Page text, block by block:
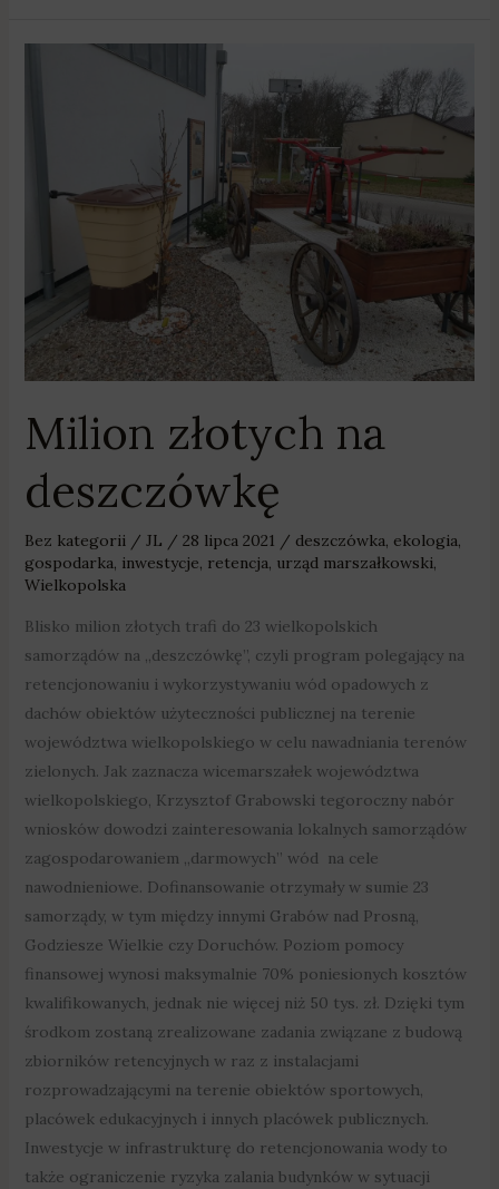
Milion złotych na
deszczówkę
Bez kategorii/ JL / 28 lipca 2021 / deszczówka, ekologia,
gospodarka, inwestycje, retencja, urząd marszałkowski,
Wielkopolska
Blisko milion złotych trafi do 23 wielkopolskich
samorządów na „deszczówkę”, czyli program polegający na
retencjonowaniu i wykorzystywaniu wód opadowych z
dachów obiektów użyteczności publicznej na terenie
województwa wielkopolskiego w celu nawadniania terenów
zielonych. Jak zaznacza wicemarszałek województwa
wielkopolskiego, Krzysztof Grabowski tegoroczny nabór
wniosków dowodzi zainteresowania lokalnych samorządów
zagospodarowaniem „darmowych” wód na cele
nawodnieniowe. Dofinansowanie otrzymały w sumie 23
samorządy, w tym między innymi Grabów nad Prosną,
Godziesze Wielkie czy Doruchów. Poziom pomocy
finansowej wynosi maksymalnie 70% poniesionych kosztów
kwalifikowanych, jednak nie więcej niż 50 tys. zł. Dzięki tym
środkom zostaną zrealizowane zadania związane z budową
zbiorników retencyjnych w raz z instalacjami
rozprowadzającymi na terenie obiektów sportowych,
placówek edukacyjnych i innych placówek publicznych.
Inwestycje w infrastrukturę do retencjonowania wody to
także ograniczenie ryzyka zalania budynków w sytuacji